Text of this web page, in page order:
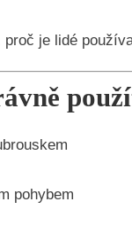
je lidé
pohybem